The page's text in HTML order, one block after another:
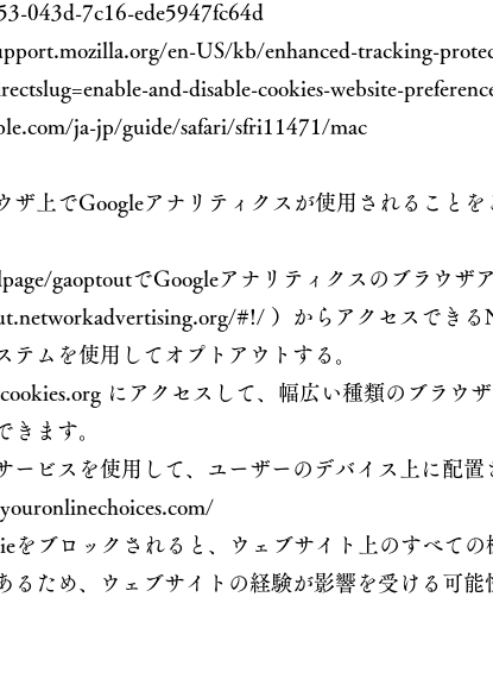
043d-7c16-ede5947fc64d
en-US/kb/enhanced-tracking-
and-disable-cookies-website-
ja-jp/guide/safari/sfri11471/mac
ザ上でGoogleアナリティクスが使用されること
gaoptoutでGoogleアナリティクスのブラウザ
#!/ ）からアクセスでき
テムを使用してオプトアウトする。
にアクセスして、幅広い種類のブラウ
きます。
ービスを使用して、ユーザーのデバイス上に配置
をブロックされると、ウェブサイト上のすべて
るため、ウェブサイトの経験が影響を受ける可能